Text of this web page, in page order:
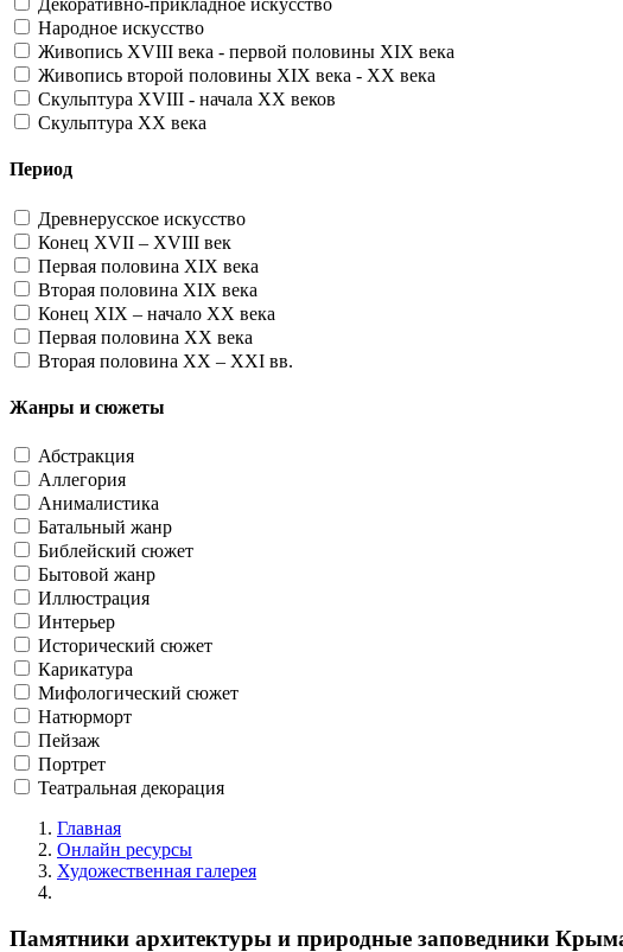
Декоративно-прикладное искусство
Народное искусство
Живопись XVIII века - первой половины XIX века
Живопись второй половины XIX века - XX века
Скульптура XVIII - начала XX веков
Скульптура XX века
Период
Древнерусское искусство
Конец XVII – XVIII век
Первая половина XIX века
Вторая половина XIX века
Конец XIX – начало XX века
Первая половина XX века
Вторая половина XX – XXI вв.
Жанры и сюжеты
Абстракция
Аллегория
Анималистика
Батальный жанр
Библейский сюжет
Бытовой жанр
Иллюстрация
Интерьер
Исторический сюжет
Карикатура
Мифологический сюжет
Натюрморт
Пейзаж
Портрет
Театральная декорация
Главная
Онлайн ресурсы
Художественная галерея
Памятники архитектуры и природные заповедники Крыма